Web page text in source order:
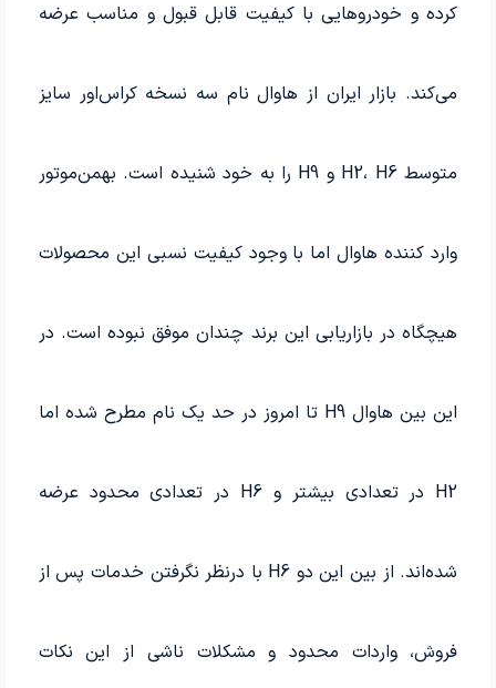
کرده و خودروهایی با کیفیت قابل قبول و مناسب عرضه
می‌کند. بازار ایران از هاوال نام سه نسخه کراس‌اور سایز
متوسط H2، H6 و H9 را به خود شنیده است. بهمن‌موتور
وارد کننده هاوال اما با وجود کیفیت نسبی این محصولات
هیچگاه در بازاریابی این برند چندان موفق نبوده است. در
این بین هاوال H9 تا امروز در حد یک نام مطرح شده اما
H2 در تعدادی بیشتر و H6 در تعدادی محدود عرضه
شده‌اند. از بین این دو H6 با درنظر نگرفتن خدمات پس از
فروش، واردات محدود و مشکلات ناشی از این نکات